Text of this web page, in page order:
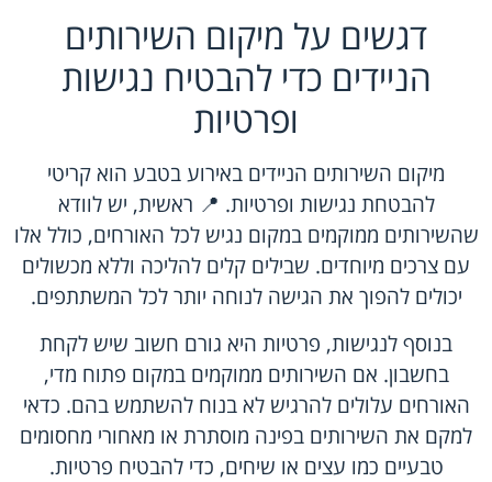
דגשים על מיקום השירותים
הניידים כדי להבטיח נגישות
ופרטיות
מיקום השירותים הניידים באירוע בטבע הוא קריטי
להבטחת נגישות ופרטיות. 📍 ראשית, יש לוודא
שהשירותים ממוקמים במקום נגיש לכל האורחים, כולל אלו
עם צרכים מיוחדים. שבילים קלים להליכה וללא מכשולים
יכולים להפוך את הגישה לנוחה יותר לכל המשתתפים.
בנוסף לנגישות, פרטיות היא גורם חשוב שיש לקחת
בחשבון. אם השירותים ממוקמים במקום פתוח מדי,
האורחים עלולים להרגיש לא בנוח להשתמש בהם. כדאי
למקם את השירותים בפינה מוסתרת או מאחורי מחסומים
טבעיים כמו עצים או שיחים, כדי להבטיח פרטיות.